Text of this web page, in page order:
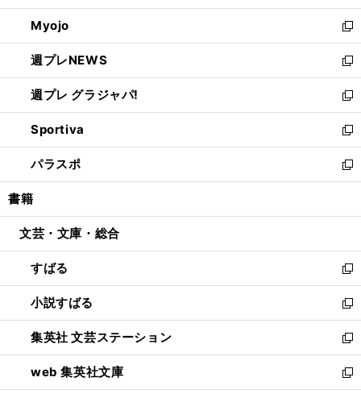
開
く
ウ
で
開
く
ン
ド
ウ
で
開
く
ウ
ィ
ン
ド
ウ
で
開
く
Myojo
新
し
い
ウ
ィ
ン
ド
ウ
で
開
週プレNEWS
新
し
い
ウ
ィ
ン
ド
ウ
開
週プレ グラジャパ!
新
し
い
ウ
ィ
ン
ウ
開
く
Sportiva
新
し
い
ウ
ン
ウ
で
開
く
パラスポ
新
し
ウ
ン
ド
ウ
で
開
く
書籍
文芸・文庫・総合
すばる
新
し
い
ウ
ィ
ン
ド
ウ
小説すばる
新
し
い
ウ
ィ
ン
集英社 文芸ステーション
新
し
い
ウ
web 集英社文庫
新
し